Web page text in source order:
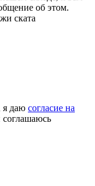
об этом.
ската
я даю согласие на
соглашаюсь